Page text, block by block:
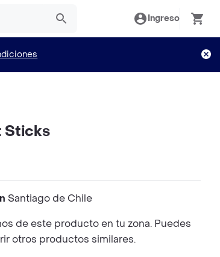
Ingreso
Sticks
Santiago de Chile
de este producto en tu zona. Puedes
otros productos similares.